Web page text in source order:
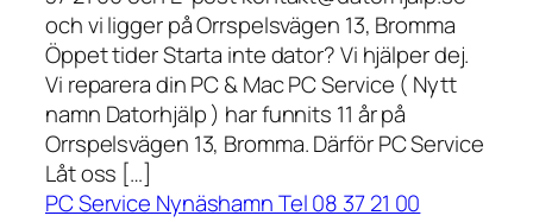
och vi ligger på Orrspelsvägen 13, Bromma
Öppet tider Starta inte dator? Vi hjälper dej.
Vi reparera din PC & Mac PC Service ( Nytt
namn Datorhjälp ) har funnits 11 år på
Orrspelsvägen 13, Bromma. Därför PC Service
Låt oss […]
PC Service Nynäshamn Tel 08 37 21 00